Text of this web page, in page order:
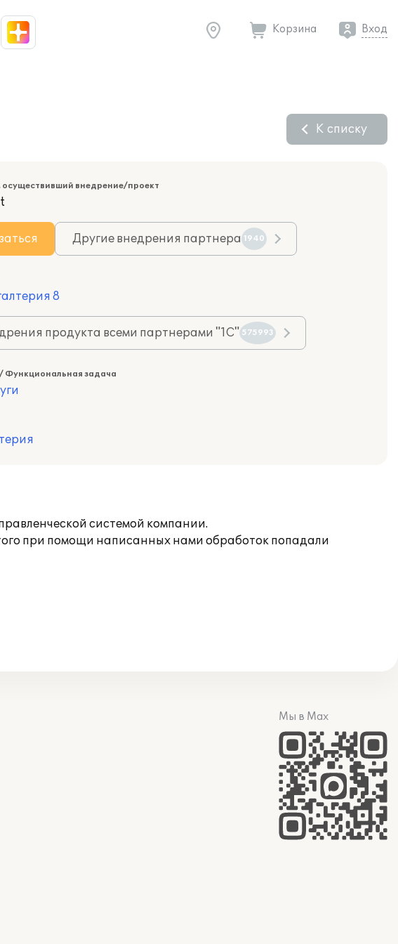
Корзина Вход
К списку
осуществивший внедрение/проект
Другие внедрения партнера 1940
8
продукта всеми партнерами "1С" 575993
Функциональная задача
системой компании.
при помощи написанных нами обработок попадали
Мы в Max